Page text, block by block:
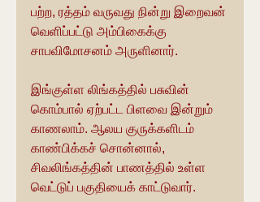
பற்ற, ரத்தம் வருவது நின்று இறைவன்
வெளிப்பட்டு அம்பிகைக்கு
சாபவிமோசனம் அருளினார்.
இங்குள்ள லிங்கத்தில் பசுவின்
கொம்பால் ஏற்பட்ட பிளவை இன்றும்
காணலாம். ஆலய குருக்களிடம்
காண்பிக்கச் சொன்னால்,
சிவலிங்கத்தின் பாணத்தில் உள்ள
வெட்டுப் பகுதியைக் காட்டுவார்.